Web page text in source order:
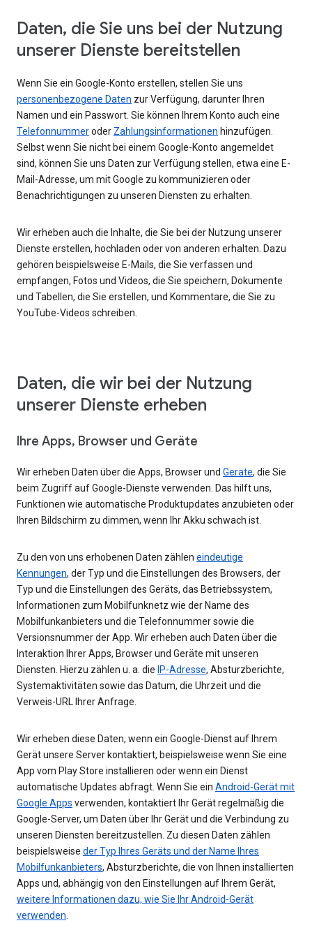
Daten, die Sie uns bei der Nutzung
unserer Dienste bereitstellen
Wenn Sie ein Google-Konto erstellen, stellen Sie uns
personenbezogene Daten zur Verfügung, darunter Ihren
Namen und ein Passwort. Sie können Ihrem Konto auch eine
Telefonnummeroder Zahlungsinformationen hinzufügen.
Selbst wenn Sie nicht bei einem Google-Konto angemeldet
sind, können Sie uns Daten zur Verfügung stellen, etwa eine E-
Mail-Adresse, um mit Google zu kommunizieren oder
Benachrichtigungen zu unseren Diensten zu erhalten.
Wir erheben auch die Inhalte, die Sie bei der Nutzung unserer
Dienste erstellen, hochladen oder von anderen erhalten. Dazu
gehören beispielsweise E-Mails, die Sie verfassen und
empfangen, Fotos und Videos, die Sie speichern, Dokumente
und Tabellen, die Sie erstellen, und Kommentare, die Sie zu
YouTube-Videos schreiben.
Daten, die wir bei der Nutzung
unserer Dienste erheben
Ihre Apps, Browser und Geräte
Wir erheben Daten über die Apps, Browser und Geräte, die Sie
beim Zugriff auf Google-Dienste verwenden. Das hilft uns,
Funktionen wie automatische Produktupdates anzubieten oder
Ihren Bildschirm zu dimmen, wenn Ihr Akku schwach ist.
Zu den von uns erhobenen Daten zählen eindeutige
Kennungen, der Typ und die Einstellungen des Browsers, der
Typ und die Einstellungen des Geräts, das Betriebssystem,
Informationen zum Mobilfunknetz wie der Name des
Mobilfunkanbieters und die Telefonnummer sowie die
Versionsnummer der App. Wir erheben auch Daten über die
Interaktion Ihrer Apps, Browser und Geräte mit unseren
Diensten. Hierzu zählen u. a. die IP-Adresse, Absturzberichte,
Systemaktivitäten sowie das Datum, die Uhrzeit und die
Verweis-URL Ihrer Anfrage.
Wir erheben diese Daten, wenn ein Google-Dienst auf Ihrem
Gerät unsere Server kontaktiert, beispielsweise wenn Sie eine
App vom Play Store installieren oder wenn ein Dienst
automatische Updates abfragt. Wenn Sie ein Android-Gerät mit
Google Apps verwenden, kontaktiert Ihr Gerät regelmäßig die
Google-Server, um Daten über Ihr Gerät und die Verbindung zu
unseren Diensten bereitzustellen. Zu diesen Daten zählen
beispielsweise der Typ Ihres Geräts und der Name Ihres
Mobilfunkanbieters, Absturzberichte, die von Ihnen installierten
Apps und, abhängig von den Einstellungen auf Ihrem Gerät,
weitere Informationen dazu, wie Sie Ihr Android-Gerät
verwenden.